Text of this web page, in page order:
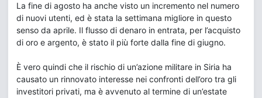
La fine di agosto ha anche visto un incremento nel numero
di nuovi utenti, ed è stata la settimana migliore in questo
senso da aprile. Il flusso di denaro in entrata, per l’acquisto
di oro e argento, è stato il più forte dalla fine di giugno.
È vero quindi che il rischio di un’azione militare in Siria ha
causato un rinnovato interesse nei confronti dell’oro tra gli
investitori privati, ma è avvenuto al termine di un’estate